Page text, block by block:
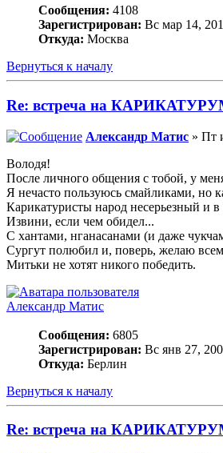
Сообщения: 4108
Зарегистрирован: Вс мар 14,
Откуда: Москва
Вернуться к началу
Re: встреча на
Александр Матис » Пт
Володя!
После личного общения с тобой, у
Я нечасто пользуюсь смайликами, но
Карикатуристы народ несерьезный и
Извини, если чем обидел...
С хантами, нганасанами (и даже
Сургут полюбил и, поверь, желаю
Митьки не хотят никого победить.
Александр Матис
Сообщения: 6805
Зарегистрирован: Вс янв 27,
Откуда: Берлин
Вернуться к началу
Re: встреча на